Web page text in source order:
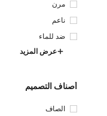
مرن
ناعم
ضد للماء
عرض المزيد
أصناف التصميم
الصاف